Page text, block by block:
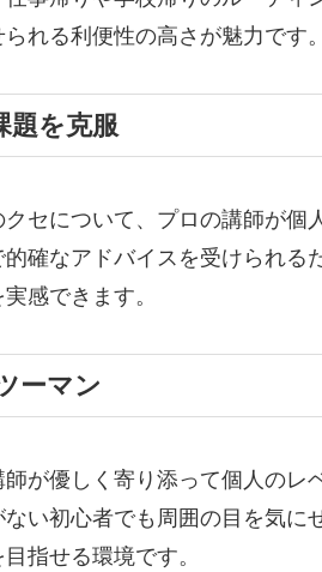
れる利便性の高さが魅力です。
題を克服
セについて、プロの講師が個
確なアドバイスを受けられる
感できます。
ーマン
が優しく寄り添って個人のレ
い初心者でも周囲の目を気に
指せる環境です。